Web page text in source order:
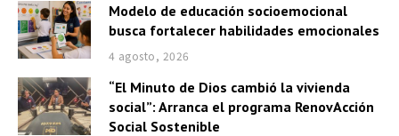
Modelo de educación socioemocional
busca fortalecer habilidades emocionales
4 agosto, 2026
“El Minuto de Dios cambió la vivienda
social”: Arranca el programa RenovAcción
Social Sostenible